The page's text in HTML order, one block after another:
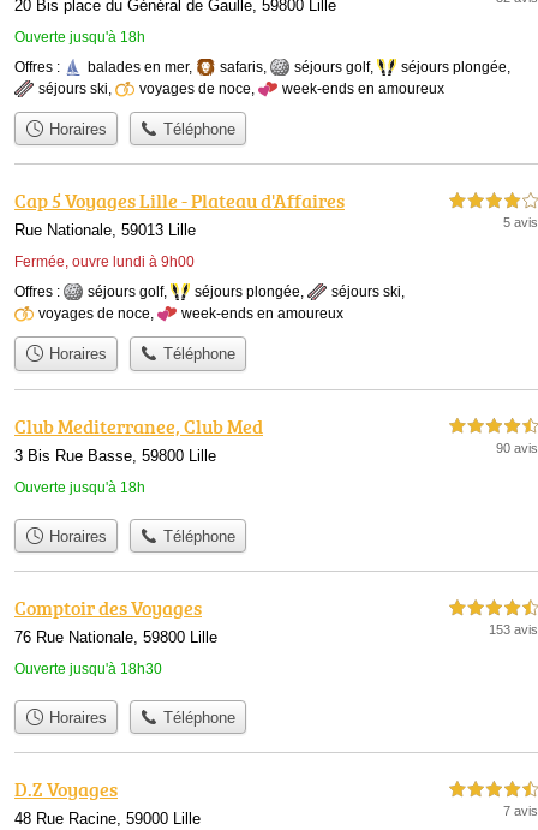
20 Bis place du Général de Gaulle, 59800 Lille
Ouverte jusqu'à 18h
Offres : balades en mer, safaris séjours golf, séjours plongée
séjours ski
voyages de noce week-ends en amoureux
Horaires Téléphone
Cap 5 Voyages Lille - Plateau d'Affaires
Rue Nationale, 59013 Lille
Fermée, ouvre lundi à 9h00
4,0 étoiles sur 5
5 avis
Offres : séjours golf, séjours plongée, séjours ski,
voyages de noce, week-ends en amoureux
Horaires Téléphone
Club Mediterranee, Club Med
3 Bis Rue Basse, 59800 Lille
Ouverte jusqu'à 18h
4,5 étoiles sur 5
90 avis
Horaires Téléphone
Comptoir des Voyages
76 Rue Nationale, 59800 Lille
Ouverte jusqu'à 18h30
4,5 étoiles sur 5
153 avis
Horaires Téléphone
D.Z Voyages
48 Rue Racine, 59000 Lille
4,5 étoiles sur 5
7 avis